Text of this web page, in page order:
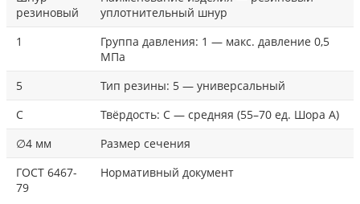
резиновый
уплотнительный шнур
1
Группа давления: 1 — макс. давление 0,5
МПа
5
Тип резины: 5 — универсальный
С
Твёрдость: С — средняя (55–70 ед. Шора А)
∅4 мм
Размер сечения
ГОСТ 6467-
79
Нормативный документ